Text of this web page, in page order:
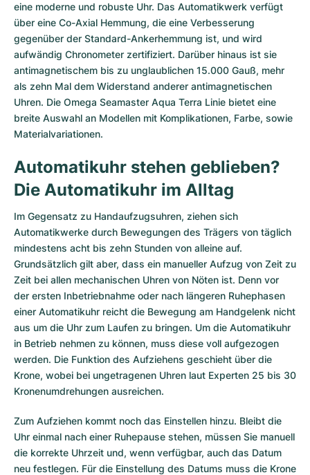
eine moderne und robuste Uhr. Das Automatikwerk verfügt
über eine Co-Axial Hemmung, die eine Verbesserung
gegenüber der Standard-Ankerhemmung ist, und wird
aufwändig Chronometer zertifiziert. Darüber hinaus ist sie
antimagnetischem bis zu unglaublichen 15.000 Gauß, mehr
als zehn Mal dem Widerstand anderer antimagnetischen
Uhren. Die Omega Seamaster Aqua Terra Linie bietet eine
breite Auswahl an Modellen mit Komplikationen, Farbe, sowie
Materialvariationen.
Automatikuhr stehen geblieben?
Die Automatikuhr im Alltag
Im Gegensatz zu Handaufzugsuhren, ziehen sich
Automatikwerke durch Bewegungen des Trägers von täglich
mindestens acht bis zehn Stunden von alleine auf.
Grundsätzlich gilt aber, dass ein manueller Aufzug von Zeit zu
Zeit bei allen mechanischen Uhren von Nöten ist. Denn vor
der ersten Inbetriebnahme oder nach längeren Ruhephasen
einer Automatikuhr reicht die Bewegung am Handgelenk nicht
aus um die Uhr zum Laufen zu bringen. Um die Automatikuhr
in Betrieb nehmen zu können, muss diese voll aufgezogen
werden. Die Funktion des Aufziehens geschieht über die
Krone, wobei bei ungetragenen Uhren laut Experten 25 bis 30
Kronenumdrehungen ausreichen.
Zum Aufziehen kommt noch das Einstellen hinzu. Bleibt die
Uhr einmal nach einer Ruhepause stehen, müssen Sie manuell
die korrekte Uhrzeit und, wenn verfügbar, auch das Datum
neu festlegen. Für die Einstellung des Datums muss die Krone